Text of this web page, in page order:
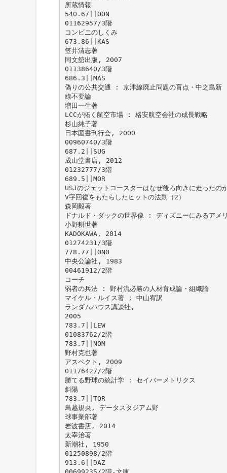
所蔵情報
540.67||OON
01162957/3階
コンビニのしくみ
673.86||KAS
笠井清志著
同文舘出版, 2007
01138640/3階
686.3||MAS
偽りの公共交通 : 京津線廃止問題の盲点・中之島新
線不要論
増田一生著
LCCが拓く航空市場 : 格安航空会社の成長戦略
杉山純子著
日本図書刊行会, 2000
00960740/3階
687.2||SUG
成山堂書店, 2012
01232777/3階
689.5||MOR
USJのジェットコースターはなぜ後ろ向きに走った
V字回復をもたらしたヒットの法則（2）
森岡毅著
ドナルド・ダックの世界像 : ディズニーにみるアメ
小野耕世著
KADOKAWA, 2014
01274231/3階
778.77||ONO
中央公論社, 1983
00461912/2階
コーチ
弱者の兵法 : 野村流必勝の人材育成論・組織論
マイケル・ルイス著 ; 中山宥訳
ランダムハウス講談社,
2005
783.7||LEW
01083762/2階
783.7||NOM
野村克也著
アスペクト, 2009
01176427/2階
勝てる野球の統計学 : セイバーメトリクス
斜陽
783.7||TOR
鳥越規央, データスタジアム野
球事業部著
岩波書店, 2014
太宰治著
新潮社, 1950
01250898/2階
913.6||DAZ
00699235/2階-文庫